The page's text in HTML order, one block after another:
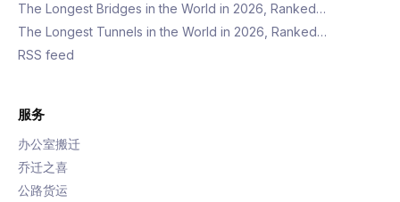
The Longest Bridges in the World in 2026, Ranked…
The Longest Tunnels in the World in 2026, Ranked…
RSS feed
服务
办公室搬迁
乔迁之喜
公路货运